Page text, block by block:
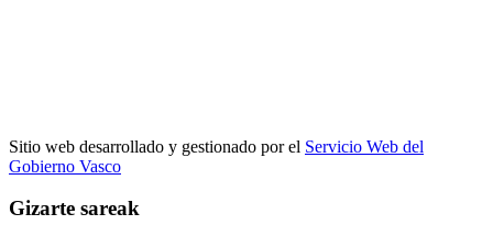
Sitio web desarrollado y gestionado por el Servicio Web del
Gobierno Vasco
Gizarte sareak